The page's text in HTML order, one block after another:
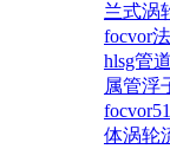
兰式涡
focvor
hlsg管
属管浮
体涡轮